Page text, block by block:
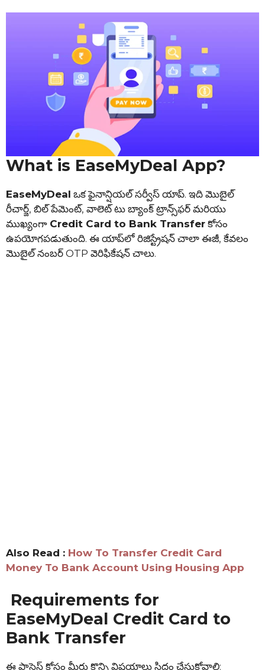
What is EaseMyDeal App?
EaseMyDeal ఒక ఫైనాన్షియల్ సర్వీస్ యాప్. ఇది మొబైల్
రీచార్జ్, బిల్ పేమెంట్, వాలెట్ టు బ్యాంక్ ట్రాన్స్‌ఫర్ మరియు
ముఖ్యంగా Credit Card to Bank Transfer కోసం
ఉపయోగపడుతుంది. ఈ యాప్‌లో రిజిస్ట్రేషన్ చాలా ఈజీ, కేవలం
మొబైల్ నంబర్ OTP వెరిఫికేషన్ చాలు.
Also Read : How To Transfer Credit Card
Money To Bank Account Using Housing App
Requirements for
EaseMyDeal Credit Card to
Bank Transfer
ఈ ప్రాసెస్ కోసం మీరు కొన్ని విషయాలు సిద్ధం చేసుకోవాలి: